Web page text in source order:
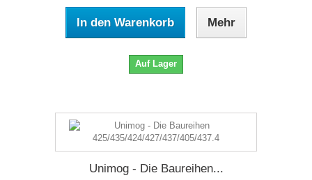
In den Warenkorb Mehr
Auf Lager
Unimog - Die Baureihen...